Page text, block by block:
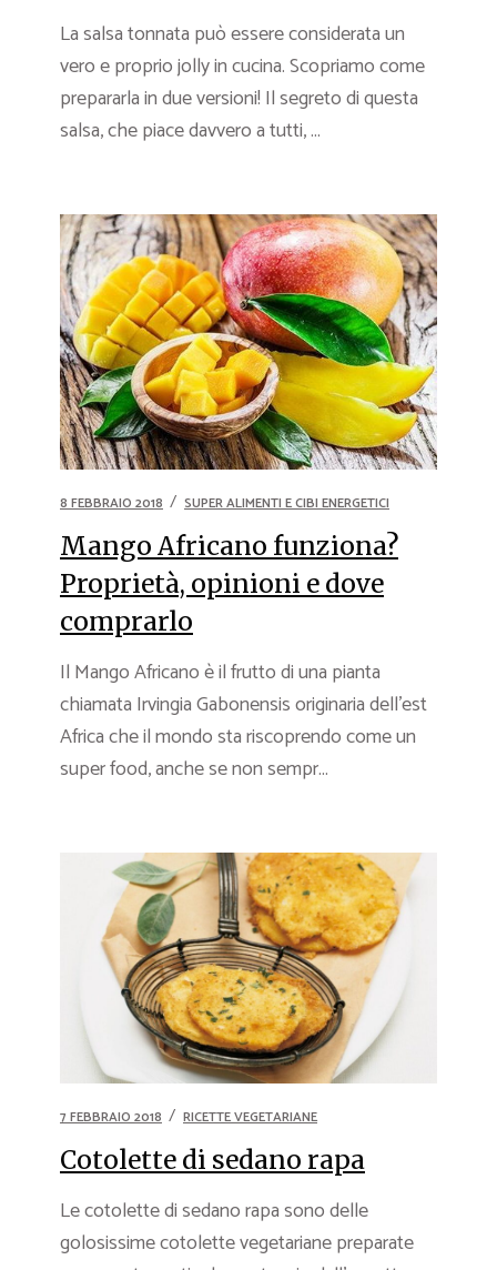
La salsa tonnata può essere considerata un
vero e proprio jolly in cucina. Scopriamo come
prepararla in due versioni! Il segreto di questa
salsa, che piace davvero a tutti, ...
8 FEBBRAIO 2018 SUPER ALIMENTI E CIBI ENERGETICI
Mango Africano funziona?
Proprietà, opinioni e dove
comprarlo
Il Mango Africano è il frutto di una pianta
chiamata Irvingia Gabonensis originaria dell’est
Africa che il mondo sta riscoprendo come un
super food, anche se non sempr...
7 FEBBRAIO 2018 RICETTE VEGETARIANE
Cotolette di sedano rapa
Le cotolette di sedano rapa sono delle
golosissime cotolette vegetariane preparate